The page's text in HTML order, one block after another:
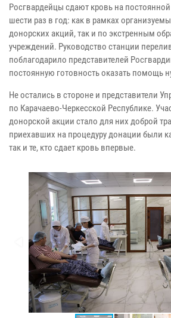
Росгвардейцы сдают кровь на
шести раз в год: как в рамках
донорских акций, так и по экстренным
учреждений. Руководство станции
поблагодарило представителей
постоянную готовность оказать помощь
Не остались в стороне и представители
по Карачаево-Черкесской Республике.
донорской акции стало для них доброй
приехавших на процедуру донации были
так и те, кто сдает кровь впервые.